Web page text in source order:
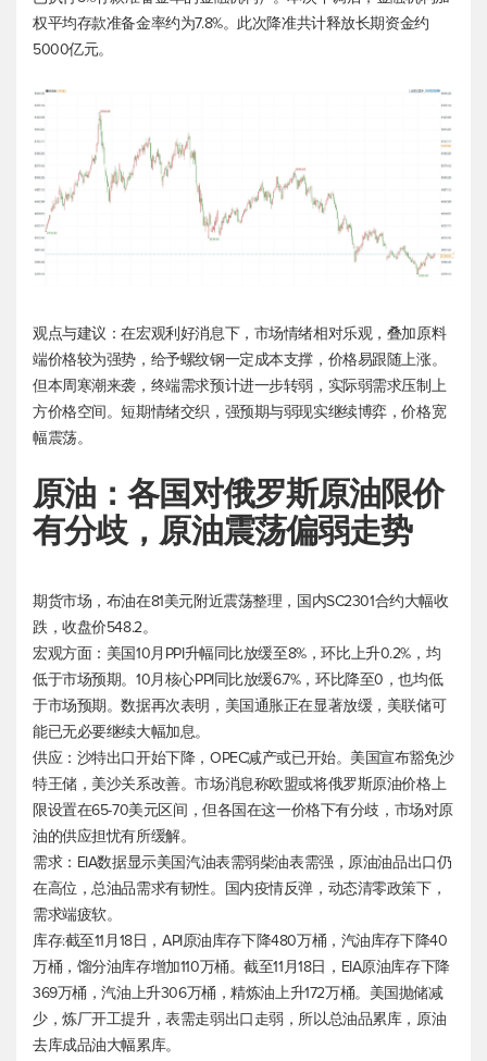
权平均存款准备金率约为7.8%。此次降准共计释放长期资金约
5000亿元。
观点与建议：在宏观利好消息下，市场情绪相对乐观，叠加原料
端价格较为强势，给予螺纹钢一定成本支撑，价格易跟随上涨。
但本周寒潮来袭，终端需求预计进一步转弱，实际弱需求压制上
方价格空间。短期情绪交织，强预期与弱现实继续博弈，价格宽
幅震荡。
原油：各国对俄罗斯原油限价
有分歧，原油震荡偏弱走势
期货市场，布油在81美元附近震荡整理，国内SC2301合约大幅收
跌，收盘价548.2。
宏观方面：美国10月PPI升幅同比放缓至8%，环比上升0.2%，均
低于市场预期。10月核心PPI同比放缓6.7%，环比降至0，也均低
于市场预期。数据再次表明，美国通胀正在显著放缓，美联储可
能已无必要继续大幅加息。
供应：沙特出口开始下降，OPEC减产或已开始。美国宣布豁免沙
特王储，美沙关系改善。市场消息称欧盟或将俄罗斯原油价格上
限设置在65-70美元区间，但各国在这一价格下有分歧，市场对原
油的供应担忧有所缓解。
需求：EIA数据显示美国汽油表需弱柴油表需强，原油油品出口仍
在高位，总油品需求有韧性。国内疫情反弹，动态清零政策下，
需求端疲软。
库存:截至11月18日，API原油库存下降480万桶，汽油库存下降40
万桶，馏分油库存增加110万桶。截至11月18日，EIA原油库存下降
369万桶，汽油上升306万桶，精炼油上升172万桶。美国抛储减
少，炼厂开工提升，表需走弱出口走弱，所以总油品累库，原油
去库成品油大幅累库。